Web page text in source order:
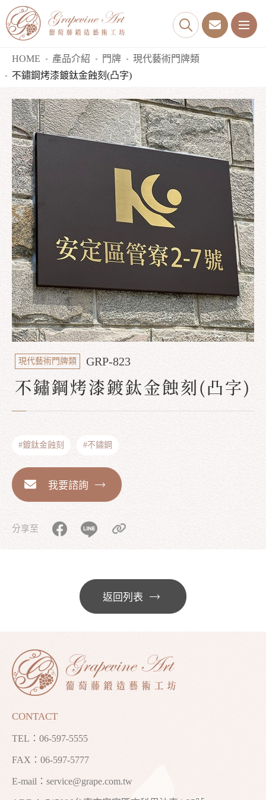
HOME 產品介紹 門牌
現代藝術門牌類
不鏽鋼烤漆鍍鈦金蝕刻(凸字)
現代藝術門牌類 GRP-823
不鏽鋼烤漆鍍鈦金蝕刻(凸字)
#鍍鈦金蝕刻 #不鏽鋼
我要諮詢
分享至
返回列表
CONTACT
TEL： 06-597-5555
FAX：06-597-5777
E-mail： service@grape.com.tw